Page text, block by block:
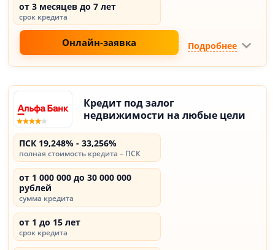
от 3 месяцев до 7 лет
срок кредита
Онлайн-заявка Подробнее
Кредит под залог
недвижимости на любые цели
ПСК 19,248% - 33,256%
полная стоимость кредита – ПСК
от 1 000 000 до 30 000 000
рублей
сумма кредита
от 1 до 15 лет
срок кредита